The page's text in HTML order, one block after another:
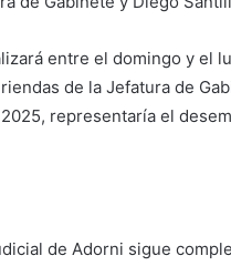
entre el domingo y el
de la Jefatura de
representaría el
de Adorni sigue